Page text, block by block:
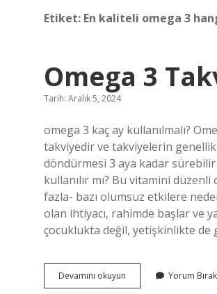
Etiket: En kaliteli omega 3
Omega 3
Tarih: Aralık 5, 2024
omega 3 kaç ay kullanılmalı?
takviyedir ve takviyelerin
döndürmesi 3 aya kadar
kullanılır mı? Bu vitamini
fazla- bazı olumsuz etkilere
olan ihtiyacı, rahimde başlar ve
çocuklukta değil, yetişkinlikte de
Devamını okuyun
3
Yorum Bırak